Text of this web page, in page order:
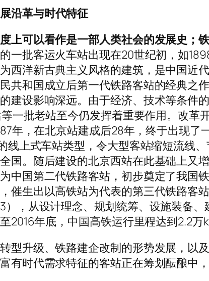
沿革与时代特征
上可以看作是一部人类社会的发展史
一批客运火车站出现在20世纪初，如
西洋新古典主义风格的建筑，是中国近
共和国成立后第一代铁路客站的经典之
建设影响深远。由于经济、技术等条件
一批老站至今仍发挥着重要作用。改
年，在北京站建成后28年，终于出现
线上式车站类型，令大型客站缩短流线
国。随后建设的北京西站在此基础上又
中国第二代铁路客站，初步奠定了我国
催生出以高铁站为代表的第三代铁路客
），从设计理念、规划统筹、设施装备
2016年底，中国高铁运行里程达到2.2万
型升级、铁路建企改制的形势发展，以
有时代需求特征的客站正在筹划酝酿中